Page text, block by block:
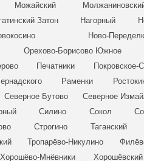
Можайский
Затон Нагорный
Ново-
Орехово-Борисово Южное
Печатники
Покровское-
Раменки
Северное Бутово
Северное
Силино Сокол
Строгино
Таганский
Тропарёво-Никулино
Хорошёво-Мнёвники
Хорошёвский